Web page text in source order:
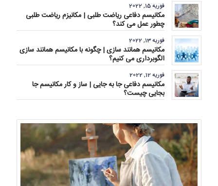
فوریه 15, 2022
مکانیسم دفاعی ریاضت طلبی | مکانیزم ریاضت طلبی
چطور عمل می کند؟
فوریه 13, 2022
مکانیسم همانند سازی | چگونه با مکانیسم همانند سازی
الگوبرداری می کنیم؟
فوریه 12, 2022
مکانیسم دفاعی جا به جایی | ساز و کار مکانیسم جا
بجایی چیست؟